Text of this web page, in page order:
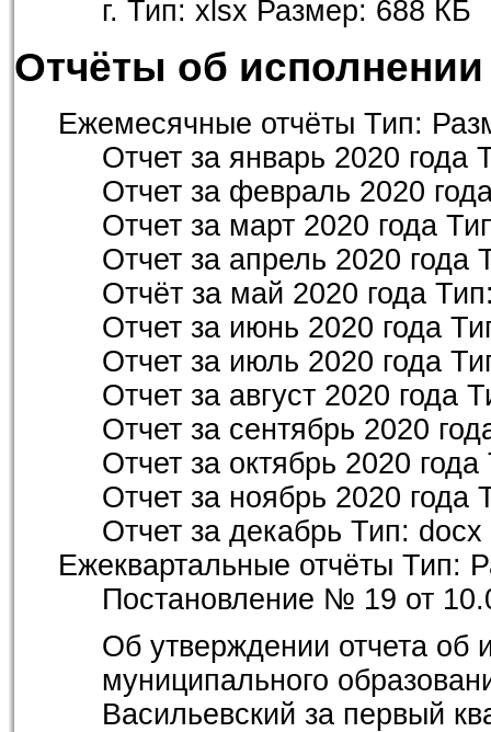
г. Тип: xlsx Размер: 688 КБ
Отчёты об
Ежемесячные отчёты Тип:
Отчет за январь 2020 года
Отчет за февраль 2020
Отчет за март 2020 года
Отчет за апрель 2020 года
Отчёт за май 2020 года
Отчет за июнь 2020 года
Отчет за июль 2020 года
Отчет за август 2020 года
Отчет за сентябрь 2020
Отчет за октябрь 2020 года
Отчет за ноябрь 2020 года
Отчет за декабрь Тип: docx
Ежеквартальные отчёты Тип:
Постановление № 19 от
Об утверждении отчета об
муниципального
Васильевский за первый